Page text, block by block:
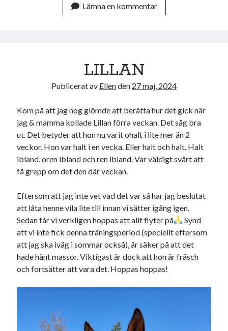
Lämna en kommentar
LILLAN
Publicerat av Ellenden 27 maj, 2024
Kom på att jag nog glömde att berätta hur det gick när
jag & mamma kollade Lillan förra veckan. Det såg bra
ut. Det betyder att hon nu varit ohalt i lite mer än 2
veckor. Hon var halt i en vecka. Eller halt och halt. Halt
ibland, oren ibland och ren ibland. Var väldigt svårt att
få grepp om det den där veckan.
Eftersom att jag inte vet vad det var så har jag beslutat
att låta henne vila lite till innan vi sätter igång igen.
Sedan får vi verkligen hoppas att allt flyter på
Synd
att vi inte fick denna träningsperiod (speciellt eftersom
att jag ska iväg i sommar också), är säker på att det
hade hänt massor. Viktigast är dock att hon är fräsch
och fortsätter att vara det. Hoppas hoppas!